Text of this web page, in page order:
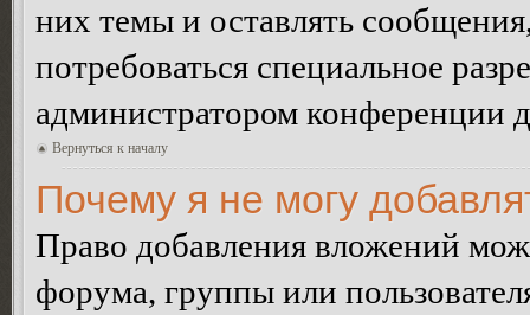
них темы и оставлять
потребоваться специальное
администратором конференции
Вернуться к началу
Почему я не могу
Право добавления вложений
форума, группы или